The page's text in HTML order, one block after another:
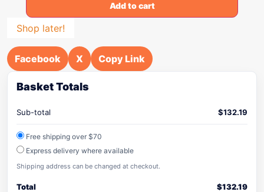
Add to cart
Shop later!
Facebook X Copy Link
Basket Totals
Sub-total $132.19
Free shipping over $70
Express delivery where available
Shipping address can be changed at checkout.
Total $132.19